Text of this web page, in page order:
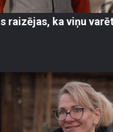
raizējas, ka viņu